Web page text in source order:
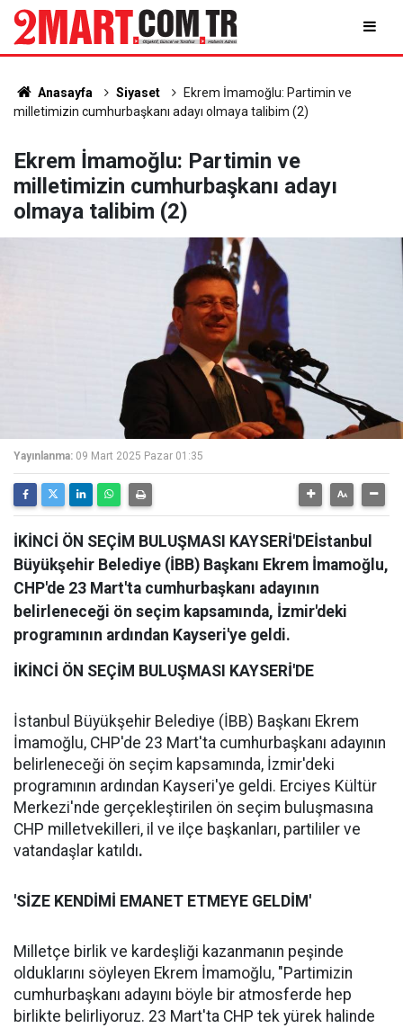
Anasayfa Siyaset
Ekrem İmamoğlu: Partimin ve
milletimizin cumhurbaşkanı adayı olmaya talibim (2)
Ekrem İmamoğlu: Partimin ve
milletimizin cumhurbaşkanı adayı
olmaya talibim (2)
Yayınlanma: 09 Mart 2025 Pazar 01:35
İKİNCİ ÖN SEÇİM BULUŞMASI KAYSERİ'DEİstanbul
Büyükşehir Belediye (İBB) Başkanı Ekrem İmamoğlu,
CHP'de 23 Mart'ta cumhurbaşkanı adayının
belirleneceği ön seçim kapsamında, İzmir'deki
programının ardından Kayseri'ye geldi.
İKİNCİ ÖN SEÇİM BULUŞMASI KAYSERİ'DE
İstanbul Büyükşehir Belediye (İBB) Başkanı Ekrem
İmamoğlu, CHP'de 23 Mart'ta cumhurbaşkanı adayının
belirleneceği ön seçim kapsamında, İzmir'deki
programının ardından Kayseri'ye geldi. Erciyes Kültür
Merkezi'nde gerçekleştirilen ön seçim buluşmasına
CHP milletvekilleri, il ve ilçe başkanları, partililer ve
vatandaşlar katıldı.
'SİZE KENDİMİ EMANET ETMEYE GELDİM'
Milletçe birlik ve kardeşliği kazanmanın peşinde
olduklarını söyleyen Ekrem İmamoğlu, "Partimizin
cumhurbaşkanı adayını böyle bir atmosferde hep
birlikte belirliyoruz. 23 Mart'ta CHP tek yürek halinde